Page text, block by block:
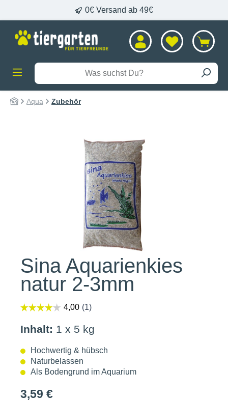
0€ Versand ab 49€
Aqua Zubehör
Bildergalerie überspringen
Sina Aquarienkies
natur 2-3mm
Inhalt: 1 x 5 kg
Hochwertig & hübsch
Naturbelassen
Als Bodengrund im Aquarium
3,59 €